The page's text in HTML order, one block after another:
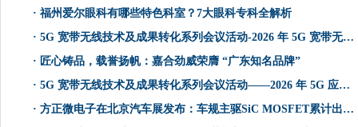
· 福州爱尔眼科有哪些特色科室？7大眼科专科全解析
· 5G 宽带无线技术及成果转化系列会议活动-2026 年 5G 宽带无线专网电力信息化行业推广会顺利举办
· 匠心铸品，载誉扬帆：嘉合劲威荣膺 “广东知名品牌”
· 5G 宽带无线技术及成果转化系列会议活动——2026 年 5G 应急专网通信技术发展研讨班顺利召开
· 方正微电子在北京汽车展发布：车规主驱SiC MOSFET累计出货量超3000万颗暨G3平台新产品重磅发布